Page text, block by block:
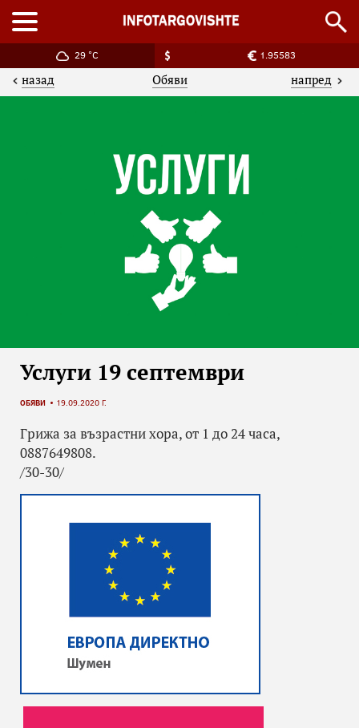
29 °C 1.95583
назад Обяви напред
Услуги 19 септември
ОБЯВИ 19.09.2020 Г.
Грижа за възрастни хора, от 1 до 24 часа,
0887649808.
/30-30/